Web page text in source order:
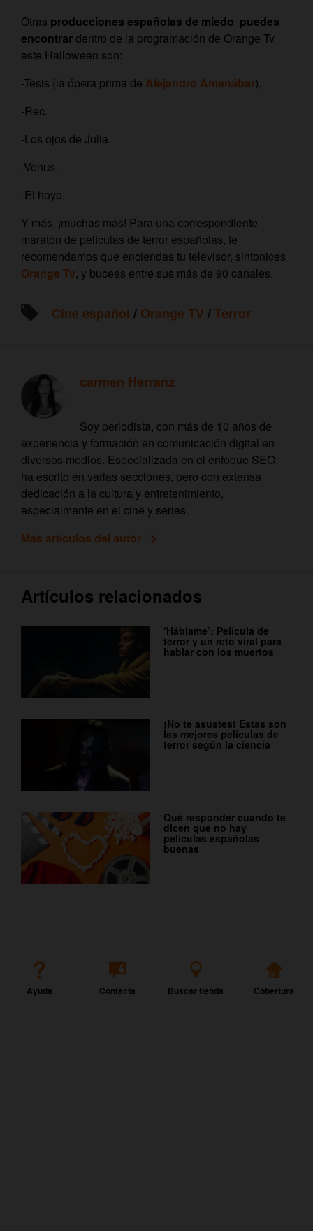
Otras producciones españolas de miedo puedes
encontrar dentro de la programación de Orange Tv
este Halloween son:
-Tesis (la ópera prima de Alejandro Amenábar).
-Rec.
-Los ojos de Julia.
-Venus.
-El hoyo.
Y más, ¡muchas más! Para una correspondiente
maratón de películas de terror españolas, te
recomendamos que enciendas tu televisor, sintonices
Orange Tv, y bucees entre sus más de 90 canales.
Cine español / Orange TV /Terror
carmen Herranz
Soy periodista, con más de 10 años de
experiencia y formación en comunicación digital en
diversos medios. Especializada en el enfoque SEO,
ha escrito en varias secciones, pero con extensa
dedicación a la cultura y entretenimiento,
especialmente en el cine y series.
Más artículos del autor
Artículos relacionados
‘Háblame’: Película de
terror y un reto viral para
hablar con los muertos
¡No te asustes! Estas son
las mejores películas de
terror según la ciencia
Qué responder cuando te
dicen que no hay
películas españolas
buenas
Ayuda Contacta Buscar tienda Cobertura